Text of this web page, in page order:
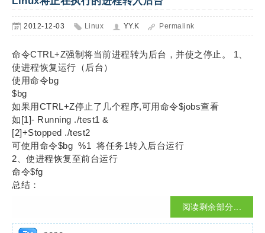
2012-12-03 Linux YY.K Permalink
命令CTRL+Z强制将当前进程转为后台，并使之停止。 1、
使进程恢复运行（后台）
使用命令bg
$bg
如果用CTRL+Z停止了几个程序,可用命令$jobs查看
如[1]- Running ./test1 &
[2]+Stopped ./test2
可使用命令$bg %1 将任务1转入后台运行
2、使进程恢复至前台运行
命令$fg
总结：
阅读剩余部分...